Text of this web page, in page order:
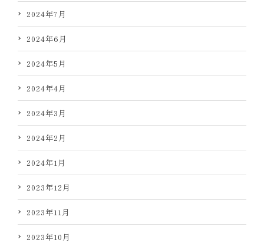
2024年7月
2024年6月
2024年5月
2024年4月
2024年3月
2024年2月
2024年1月
2023年12月
2023年11月
2023年10月